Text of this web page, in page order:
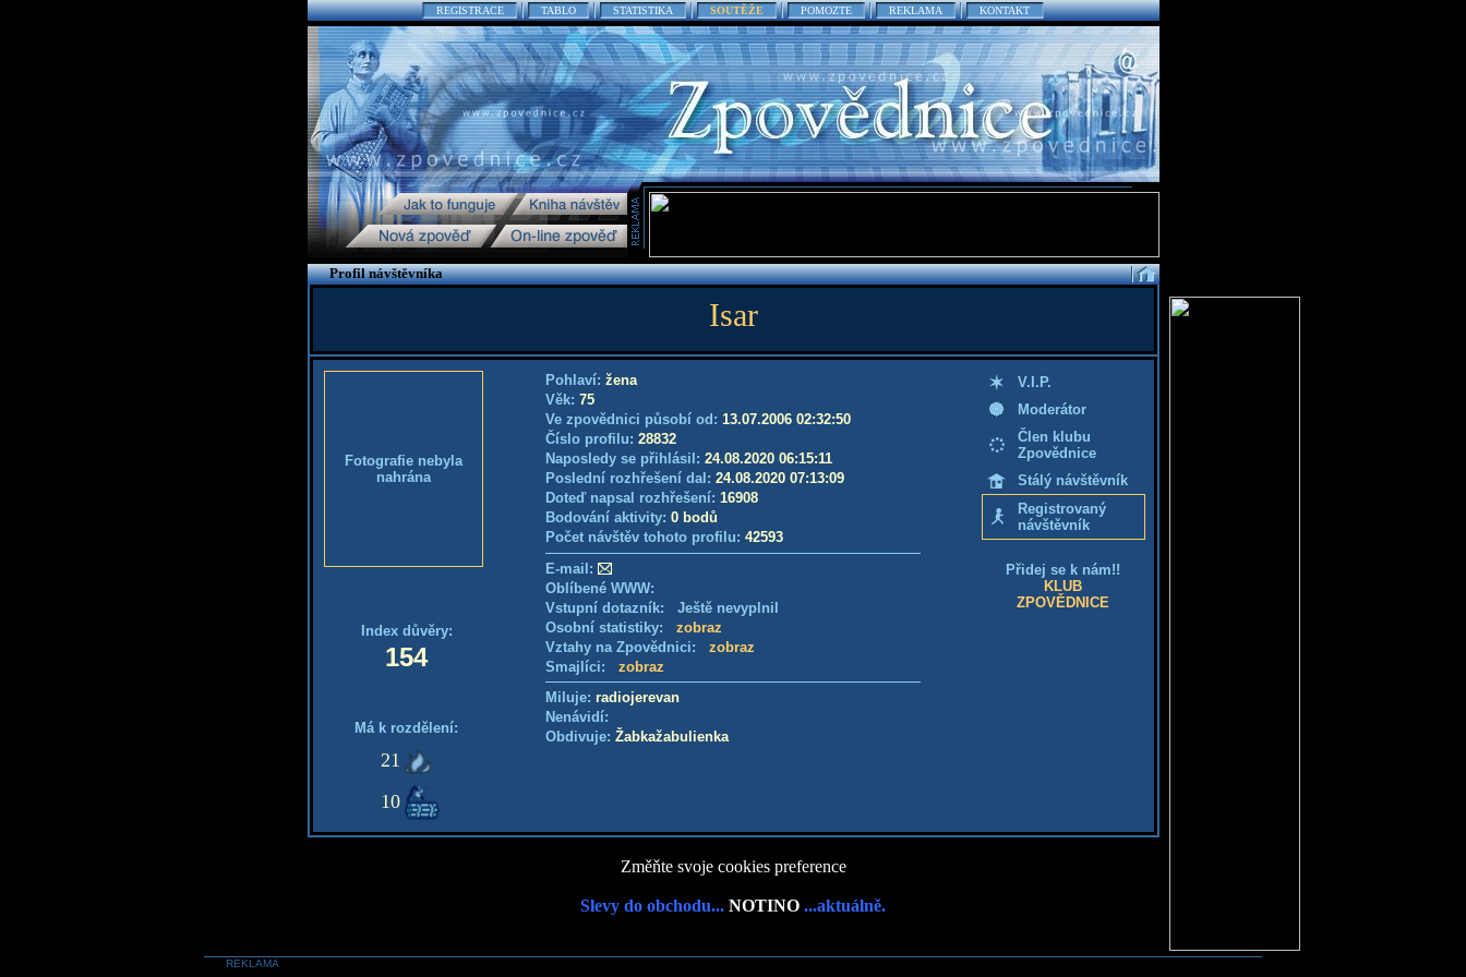
REGISTRACE TABLO STATISTIKA SOUTĚŽE POMOZTE REKLAMA KONTAKT
Profil návštěvníka
Isar
Fotografie nebyla
nahrána
Index důvěry:
154
Má k rozdělení:
21
10
Pohlaví: žena
Věk: 75
Ve zpovědnici působí od: 13.07.2006 02:32:50
Číslo profilu: 28832
Naposledy se přihlásil: 24.08.2020 06:15:11
Poslední rozhřešení dal: 24.08.2020 07:13:09
Doteď napsal rozhřešení: 16908
Bodování aktivity: 0 bodů
Počet návštěv tohoto profilu: 42593
E-mail:
Oblíbené WWW:
Vstupní dotazník: Ještě nevyplnil
Osobní statistiky: zobraz
Vztahy na Zpovědnici: zobraz
Smajlíci: zobraz
Miluje: radiojerevan
Nenávidí:
Obdivuje: Žabkažabulienka
V.I.P.
Moderátor
Člen klubu
Zpovědnice
Stálý návštěvník
Registrovaný
návštěvník
Přidej se k nám!!
KLUB
ZPOVĚDNICE
Změňte svoje cookies preference
Slevy do obchodu... NOTINO ...aktuálně.
REKLAMA